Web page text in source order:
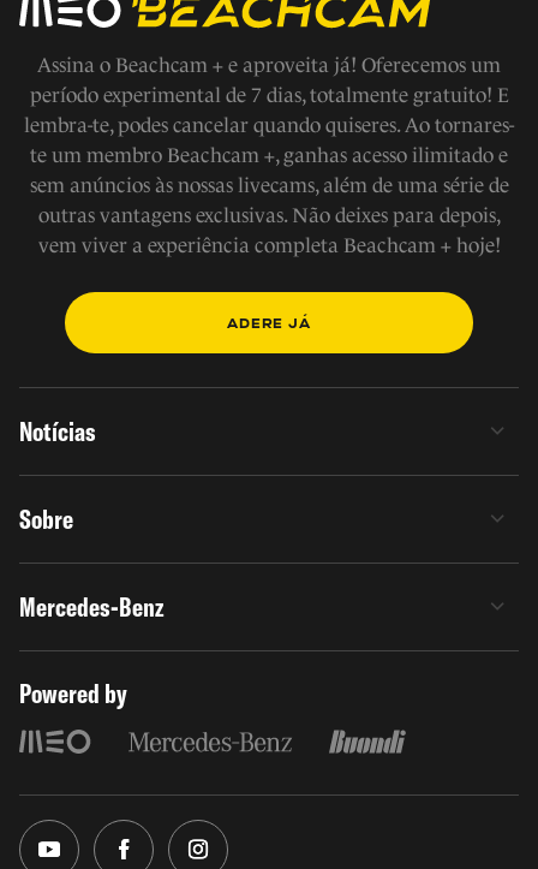
Assina o Beachcam + e aproveita já! Oferecemos um
período experimental de 7 dias, totalmente gratuito! E
lembra-te, podes cancelar quando quiseres. Ao tornares-
te um membro Beachcam +, ganhas acesso ilimitado e
sem anúncios às nossas livecams, além de uma série de
outras vantagens exclusivas. Não deixes para depois,
vem viver a experiência completa Beachcam + hoje!
ADERE JÁ
Notícias
Sobre
Mercedes-Benz
Powered by